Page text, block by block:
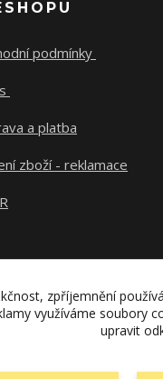
podmínky
a platba
zboží - reklamace
zpříjemnění
využíváme soubory
upravit